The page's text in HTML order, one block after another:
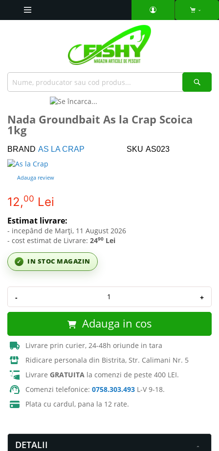
the
end
the
images
gallery
to
the
beginning
of
the
images
gallery
Nada Groundbait As la Crap Scoica
1kg
BRAND AS LA CRAP SKU AS023
Adauga review
12,00 Lei
✓ IN STOC MAGAZIN
Estimat livrare:
- incepând de Marți, 11 August 2026
- cost estimat de Livrare: 2490 Lei
- +
Adauga in cos
Livrare prin curier, 24-48h oriunde in tara
Ridicare personala din Bistrita, Str. Calimani Nr. 5
Livrare GRATUITA la comenzi de peste 400 LEI.
Comenzi telefonice: 0758.303.493 L-V 9-18.
Plata cu cardul, pana la 12 rate.
DETALII